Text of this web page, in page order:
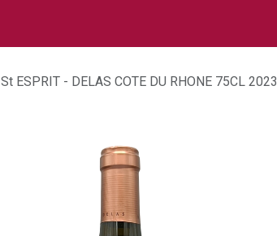
St ESPRIT - DELAS COTE DU RHONE 75CL 2023